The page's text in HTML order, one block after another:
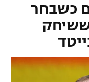
כשבחר